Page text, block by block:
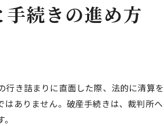
東京都千代田区大手町で進める破産
破産準備で重要な実務ポイント
破産申立て前後の従業員対応と
続きの進め方
き詰まりに直面した際、法的に清算
ありません。破産手続きは、裁判所